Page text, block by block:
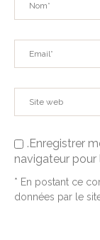
.Enregistrer
navigateur pour
* En postant ce
données par le